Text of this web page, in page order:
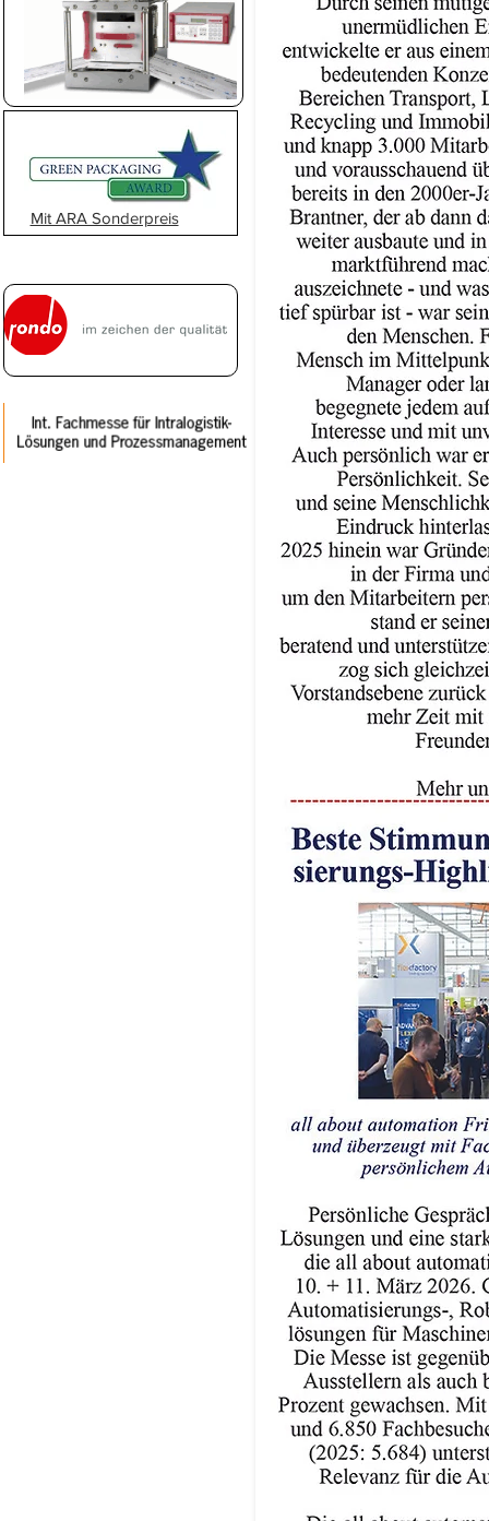
Mit ARA Sonderpreis